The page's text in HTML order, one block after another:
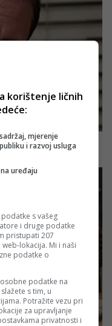
korištenje ličnih
mjerenje
i razvoj usluga
uređaju
s vašeg
i druge podatke
pristupati 207
lokacija. Mi i naši
podatke o
podatke na
s tim, u
Potražite vezu pri
za upravljanje
privatnosti i